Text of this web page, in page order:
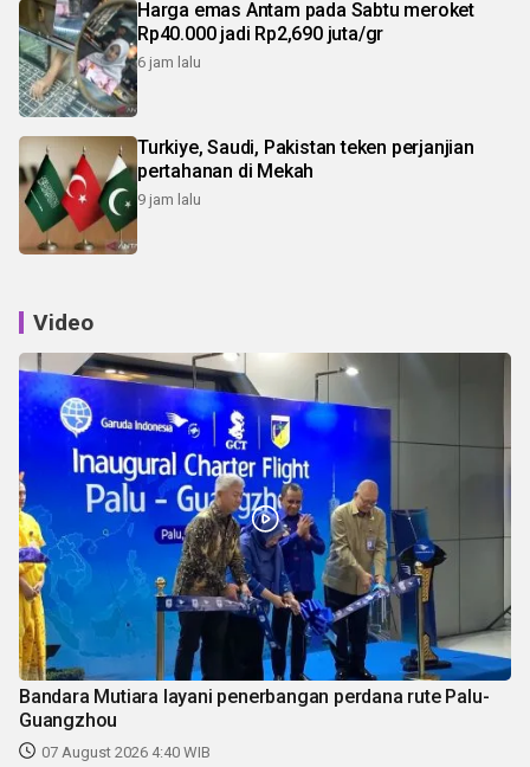
Harga emas Antam pada Sabtu meroket
Rp40.000 jadi Rp2,690 juta/gr
6 jam lalu
Turkiye, Saudi, Pakistan teken perjanjian
pertahanan di Mekah
9 jam lalu
Video
Bandara Mutiara layani penerbangan perdana rute Palu-
Guangzhou
07 August 2026 4:40 WIB